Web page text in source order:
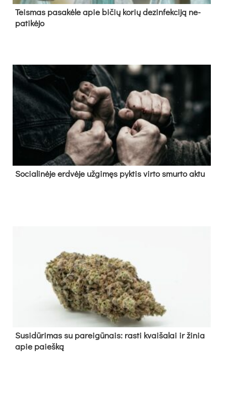
Teis­mas pa­sa­kė­le apie bi­čių ko­rių de­zin­fek­ci­ją ne­
pa­ti­kė­jo
So­cia­li­nė­je erd­vė­je už­gi­męs pyk­tis vir­to smur­to ak­tu
Su­si­dū­ri­mas su pa­rei­gū­nais: ras­ti kvai­ša­lai ir ži­nia
apie paieš­ką